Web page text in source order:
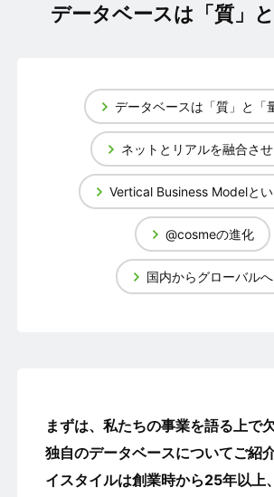
データベースは「質」と
データベースは「質」と「
ネットとリアルを融合させ
Vertical Business Modelとい
@cosmeの進化
国内からグローバルへ
まずは、私たちの事業を語る上で
独自のデータベースについてご紹介
イスタイルは創業時から25年以上